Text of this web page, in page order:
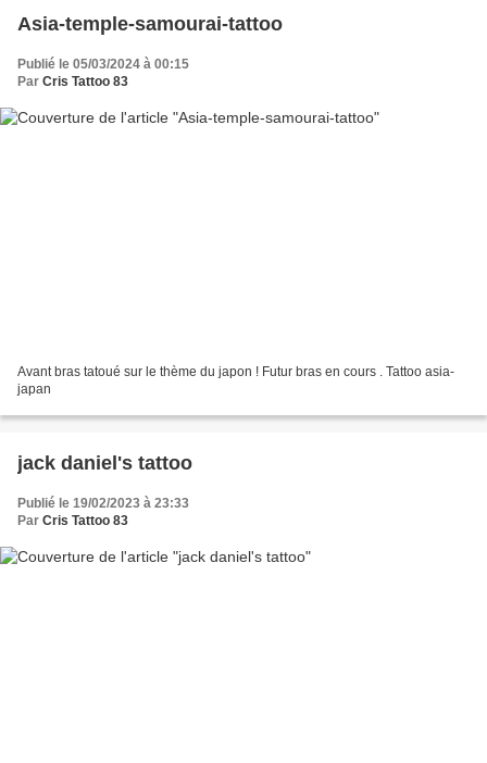
Asia-temple-samourai-tattoo
Publié le 05/03/2024 à 00:15
Par Cris Tattoo 83
Avant bras tatoué sur le thème du japon ! Futur bras en cours . Tattoo asia-
japan
jack daniel's tattoo
Publié le 19/02/2023 à 23:33
Par Cris Tattoo 83